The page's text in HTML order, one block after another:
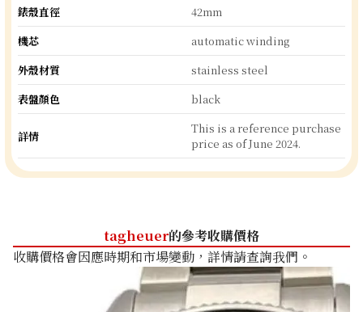
錶殼直徑
42mm
機芯
automatic winding
外殼材質
stainless steel
表盤顏色
black
詳情
This is a reference purchase
price as of June 2024.
tagheuer的參考收購價格
收購價格會因應時期和市場變動，詳情請查詢我們。